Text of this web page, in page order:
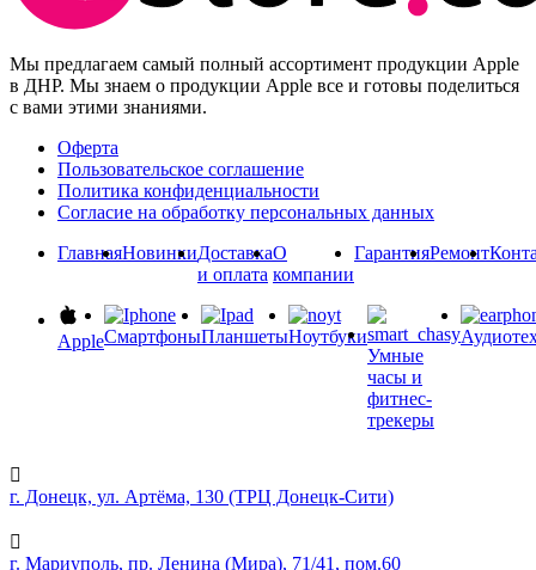
Мы предлагаем самый полный ассортимент продукции Apple
в ДНР. Мы знаем о продукции Apple все и готовы поделиться
с вами этими знаниями.
Оферта
Пользовательское соглашение
Политика конфиденциальности
Согласие на обработку персональных данных
ГлавнаяНовинкиДоставка
и оплата
О
компании
ГарантияРемонт
AppleСмартфоныПланшетыНоутбуки
Умные
часы и
фитнес-
трекеры
г. Донецк, ул. Артёма, 130 (ТРЦ Донецк-Сити)
г. Мариуполь, пр. Ленина (Мира), 71/41, пом.60